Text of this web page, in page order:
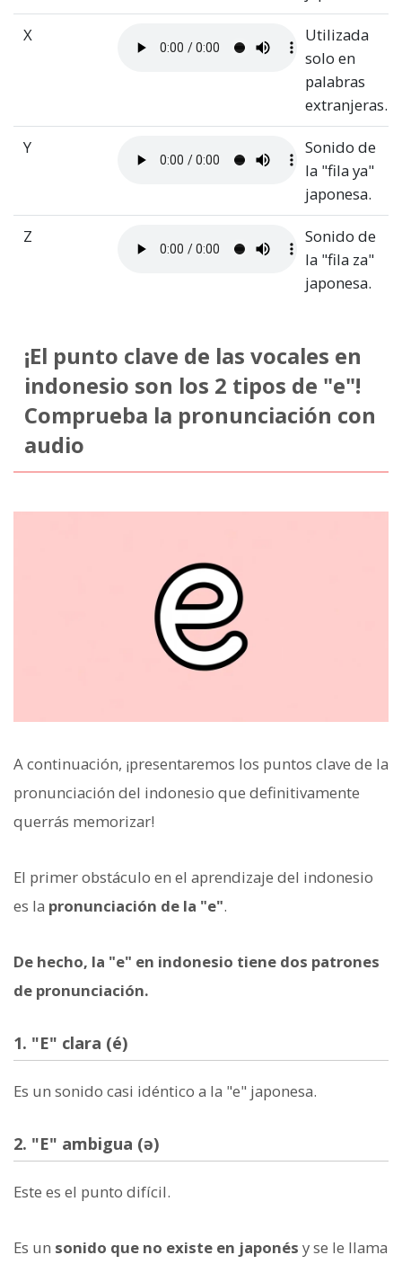
X
Utilizada
solo en
palabras
extranjeras.
Y
Sonido de
la "fila ya"
japonesa.
Z
Sonido de
la "fila za"
japonesa.
¡El punto clave de las vocales en
indonesio son los 2 tipos de "e"!
Comprueba la pronunciación con
audio
A continuación, ¡presentaremos los puntos clave de la
pronunciación del indonesio que definitivamente
querrás memorizar!
El primer obstáculo en el aprendizaje del indonesio
es la pronunciación de la "e".
De hecho, la "e" en indonesio tiene dos patrones
de pronunciación.
1. "E" clara (é)
Es un sonido casi idéntico a la "e" japonesa.
2. "E" ambigua (ə)
Este es el punto difícil.
Es un sonido que no existe en japonés y se le llama